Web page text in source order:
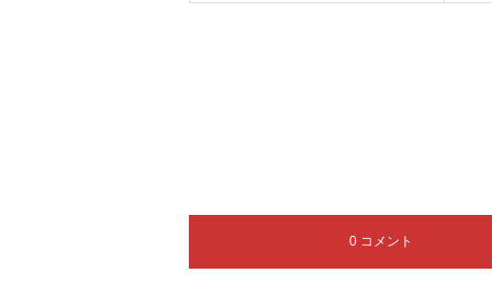
0 コメント